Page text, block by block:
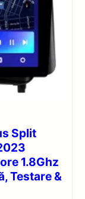
Split
1.8Ghz
Testare &